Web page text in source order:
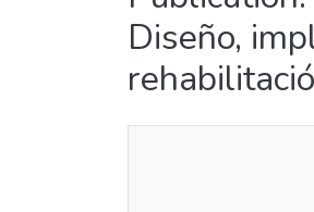
Diseño,